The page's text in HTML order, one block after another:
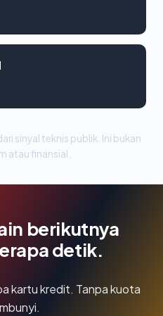
sinyal teknis publik. Ini bukan
atau finansial.
berikutnya
detik.
kartu kredit. Tanpa kuota